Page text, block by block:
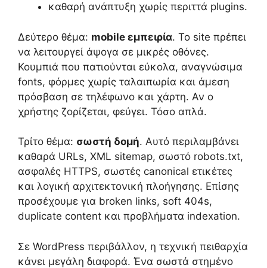
καθαρή ανάπτυξη χωρίς περιττά plugins.
Δεύτερο θέμα: mobile εμπειρία. Το site πρέπει
να λειτουργεί άψογα σε μικρές οθόνες.
Κουμπιά που πατιούνται εύκολα, αναγνώσιμα
fonts, φόρμες χωρίς ταλαιπωρία και άμεση
πρόσβαση σε τηλέφωνο και χάρτη. Αν ο
χρήστης ζορίζεται, φεύγει. Τόσο απλά.
Τρίτο θέμα: σωστή δομή. Αυτό περιλαμβάνει
καθαρά URLs, XML sitemap, σωστό robots.txt,
ασφαλές HTTPS, σωστές canonical ετικέτες
και λογική αρχιτεκτονική πλοήγησης. Επίσης
προσέχουμε για broken links, soft 404s,
duplicate content και προβλήματα indexation.
Σε WordPress περιβάλλον, η τεχνική πειθαρχία
κάνει μεγάλη διαφορά. Ένα σωστά στημένο